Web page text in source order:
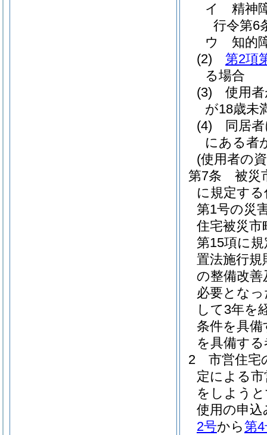
イ
精神
行令第6
ウ
知
(2)
第2項
る場合
(3)
使用
が18歳未
(4)
同居
にある者
(使用者の
第7条
被災
に規定す
第1号の災
住宅被災
第15項に
置法施行規
の整備改
必要とな
して3年を
条件を具
を具備す
2
市営住宅
定による
をしよう
使用の申
2号から第